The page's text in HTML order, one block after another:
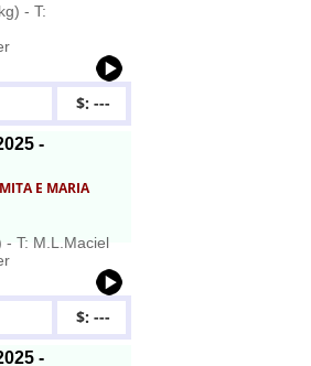
- T:
$: ---
-
E MARIA
- T: M.L.Maciel
$: ---
-